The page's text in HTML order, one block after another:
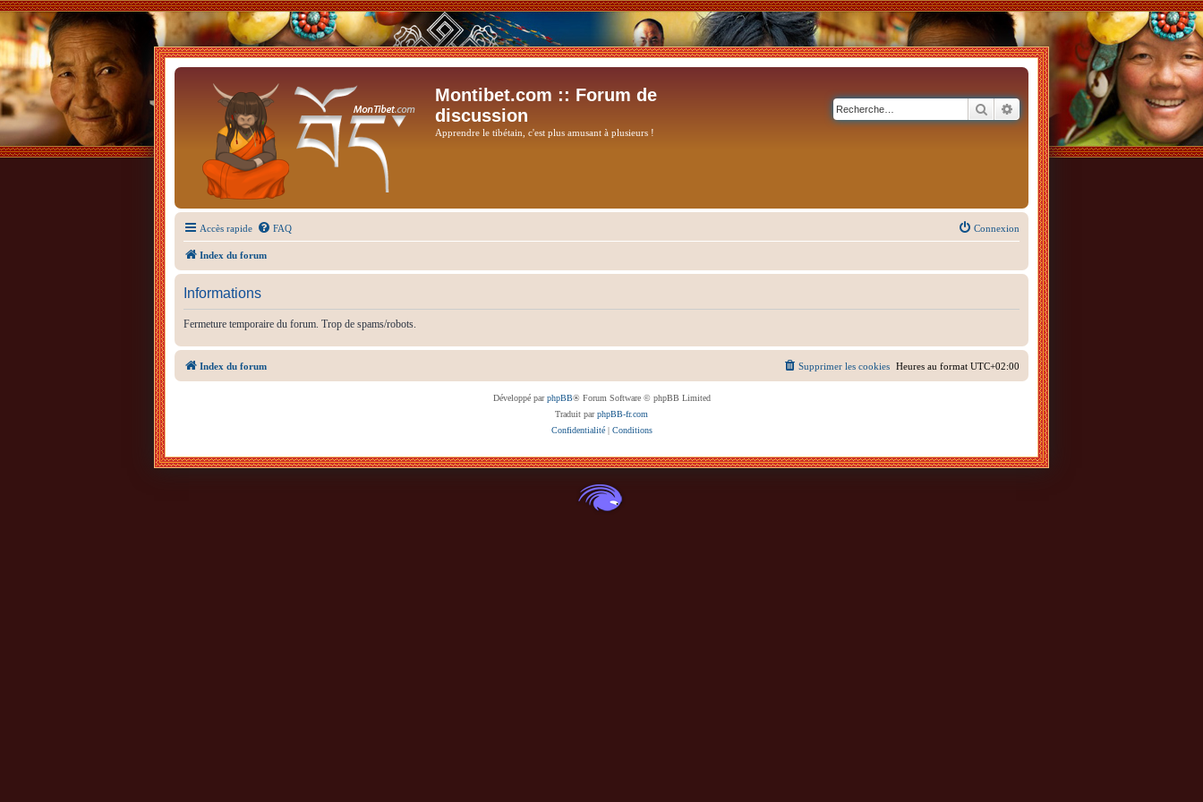
Montibet.com :: Forum de
discussion
Apprendre le tibétain, c'est plus amusant à plusieurs !
RechercherRecherche avancée
Accès rapide FAQ Connexion
Index du forum
Informations
Fermeture temporaire du forum. Trop de spams/robots.
Index du forum Heures au format UTC+02:00
Supprimer les cookies
Développé parphpBB® Forum Software © phpBB Limited
Traduit parphpBB-fr.com
Confidentialité| Conditions